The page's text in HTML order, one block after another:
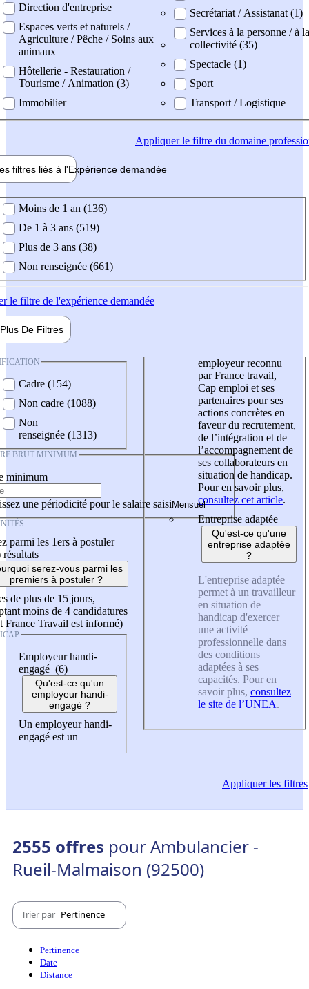
Direction d'entreprise
Espaces verts et naturels /
Agriculture / Pêche / Soins aux
animaux
Hôtellerie - Restauration /
Tourisme / Animation (3)
Immobilier
Secrétariat / Assistanat (1)
Services à la personne / à la
collectivité (35)
Spectacle (1)
Sport
Transport / Logistique
Appliquerle filtre du domaine
filtres liés à l'Expérience demandée
demandée
Moins de 1 an (136)
De 1 à 3 ans (519)
Plus de 3 ans (38)
Non renseignée (661)
le filtre de l'expérience demandée
Plus De Filtres
Cadre (154)
Non cadre (1088)
Non
renseignée (1313)
BRUT MINIMUM
minimum
une périodicité pour le salaire saisi
parmi les 1ers à postuler
résultats
serez-vous parmi les
premiers à postuler ?
de plus de 15 jours,
moins de 4 candidatures
France Travail est informé)
Employeur handi-
engagé (6)
Qu'est-ce qu'un
employeur handi-
engagé ?
Un employeur handi-
engagé est un
employeur reconnu
par France travail,
Cap emploi et ses
partenaires pour ses
actions concrètes en
faveur du recrutement,
de l’intégration et de
l’accompagnement de
ses collaborateurs en
situation de handicap.
Pour en savoir plus,
consultez cet article.
Entreprise adaptée
Qu'est-ce qu'une
entreprise adaptée
?
L'entreprise adaptée
permet à un travailleur
en situation de
handicap d'exercer
une activité
professionnelle dans
des conditions
adaptées à ses
capacités. Pour en
savoir plus, consultez
le site de l’UNEA.
Appliquerles filtres
2555 offres pour Ambulancier -
Rueil-Malmaison (92500)
Trier par Pertinence
Pertinence
Date
Distance